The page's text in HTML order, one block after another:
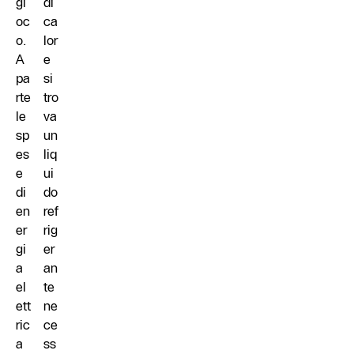
oc
o.
A
pa
rte
le
sp
es
e
di
en
er
gi
a
el
ett
ric
a
ca
lor
e
si
tro
va
un
liq
ui
do
ref
rig
er
an
te
ne
ce
ss